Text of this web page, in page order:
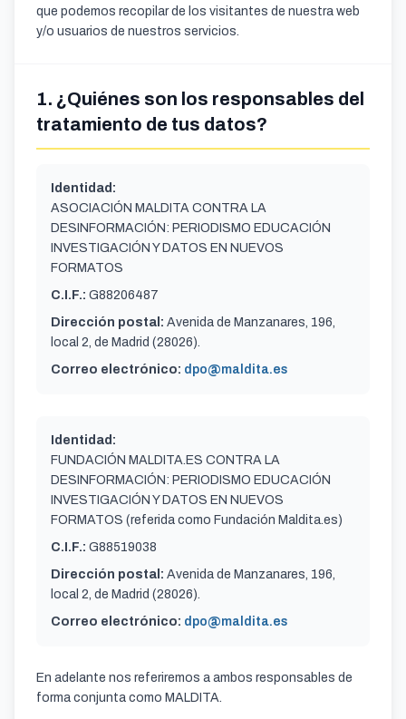
que podemos recopilar de los visitantes de nuestra web
y/o usuarios de nuestros servicios.
1. ¿Quiénes son los responsables del
tratamiento de tus datos?
Identidad:
ASOCIACIÓN MALDITA CONTRA LA
DESINFORMACIÓN: PERIODISMO EDUCACIÓN
INVESTIGACIÓN Y DATOS EN NUEVOS
FORMATOS
C.I.F.: G88206487
Dirección postal: Avenida de Manzanares, 196,
local 2, de Madrid (28026).
Correo electrónico: dpo@maldita.es
Identidad:
FUNDACIÓN MALDITA.ES CONTRA LA
DESINFORMACIÓN: PERIODISMO EDUCACIÓN
INVESTIGACIÓN Y DATOS EN NUEVOS
FORMATOS (referida como Fundación Maldita.es)
C.I.F.: G88519038
Dirección postal: Avenida de Manzanares, 196,
local 2, de Madrid (28026).
Correo electrónico: dpo@maldita.es
En adelante nos referiremos a ambos responsables de
forma conjunta como MALDITA.